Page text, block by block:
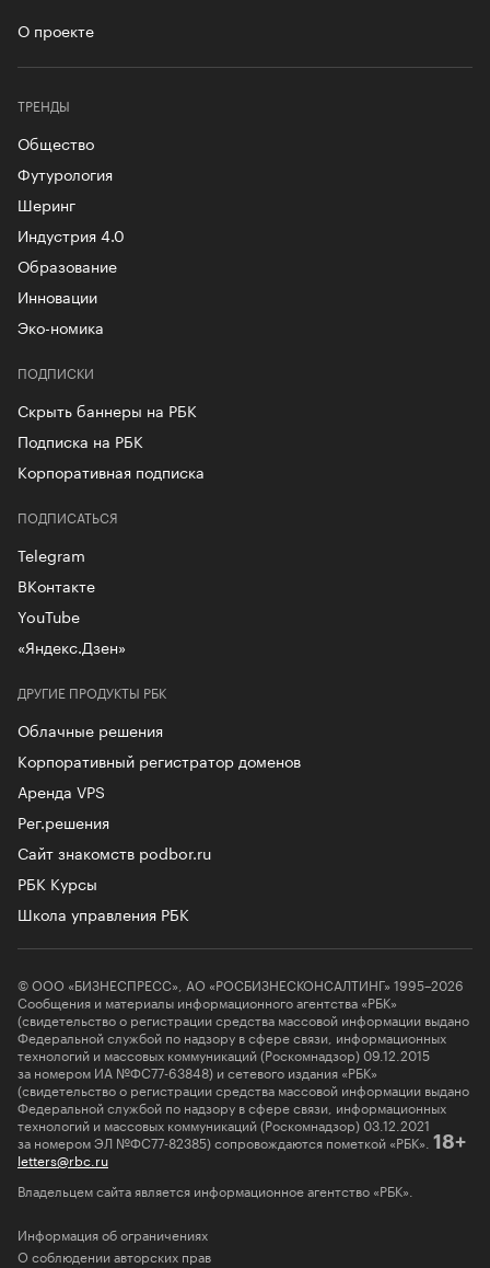
О проекте
ТРЕНДЫ
Общество
Футурология
Шеринг
Индустрия 4.0
Образование
Инновации
Эко-номика
ПОДПИСКИ
Скрыть баннеры на РБК
Подписка на РБК
Корпоративная подписка
ДРУГИЕ ПРОДУКТЫ РБК
Облачные решения
Корпоративный регистратор доменов
Аренда VPS
Рег.решения
Сайт знакомств podbor.ru
РБК Курсы
Школа управления РБК
ПОДПИСАТЬСЯ
Telegram
ВКонтакте
YouTube
«Яндекс.Дзен»
© ООО «БИЗНЕСПРЕСС», АО «РОСБИЗНЕСКОНСАЛТИНГ» 1995–2026
Сообщения и материалы информационного агентства «РБК»
(свидетельство о регистрации средства массовой информации выдано
Федеральной службой по надзору в сфере связи, информационных
технологий и массовых коммуникаций (Роскомнадзор) 09.12.2015
за номером ИА №ФС77-63848) и сетевого издания «РБК»
(свидетельство о регистрации средства массовой информации выдано
Федеральной службой по надзору в сфере связи, информационных
технологий и массовых коммуникаций (Роскомнадзор) 03.12.2021
за номером ЭЛ №ФС77-82385) сопровождаются пометкой «РБК». 18+
letters@rbc.ru
Владельцем сайта является информационное агентство «РБК».
Информация об ограничениях
О соблюдении авторских прав